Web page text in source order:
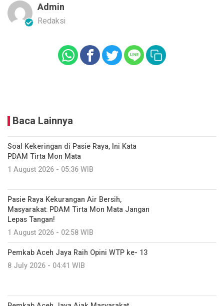
Admin
Redaksi
Baca Lainnya
Soal Kekeringan di Pasie Raya, Ini Kata
PDAM Tirta Mon Mata
1 August 2026 - 05:36 WIB
Pasie Raya Kekurangan Air Bersih,
Masyarakat: PDAM Tirta Mon Mata Jangan
Lepas Tangan!
1 August 2026 - 02:58 WIB
Pemkab Aceh Jaya Raih Opini WTP ke- 13
8 July 2026 - 04:41 WIB